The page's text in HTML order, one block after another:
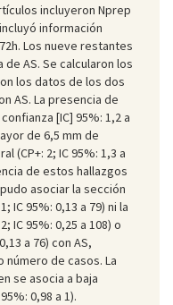
incluyeron Nprep
información
Los nueve restantes
AS. Se calcularon los
los datos de los dos
AS. La presencia de
[IC] 95%: 1,2 a
de 6,5 mm de
(CP+: 2; IC 95%: 1,3 a
de estos hallazgos
asociar la sección
IC 95%: 0,13 a 79) ni la
IC 95%: 0,25 a 108) o
a 76) con AS,
de casos. La
se asocia a baja
0,98 a 1).